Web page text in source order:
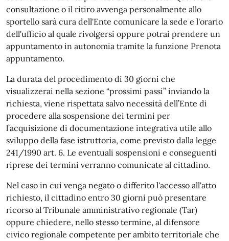
consultazione o il ritiro avvenga personalmente allo
sportello sarà cura dell'Ente comunicare la sede e l'orario
dell'ufficio al quale rivolgersi oppure potrai prendere un
appuntamento in autonomia tramite la funzione Prenota
appuntamento.
La durata del procedimento di 30 giorni che
visualizzerai nella sezione “prossimi passi” inviando la
richiesta, viene rispettata salvo necessità dell’Ente di
procedere alla sospensione dei termini per
l’acquisizione di documentazione integrativa utile allo
sviluppo della fase istruttoria, come previsto dalla legge
241/1990 art. 6. Le eventuali sospensioni e conseguenti
riprese dei termini verranno comunicate al cittadino.
Nel caso in cui venga negato o differito l'accesso all'atto
richiesto, il cittadino entro 30 giorni può presentare
ricorso al Tribunale amministrativo regionale (Tar)
oppure chiedere, nello stesso termine, al difensore
civico regionale competente per ambito territoriale che